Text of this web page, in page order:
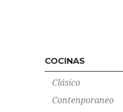
COCINAS
Clásico
Contenporaneo